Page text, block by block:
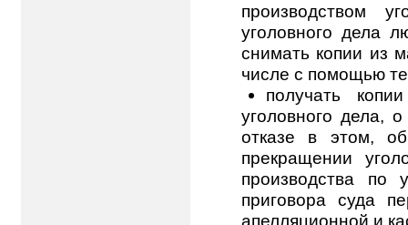
производством
уголовного дела
снимать копии из
числе с помощью
получать
уголовного дела,
отказе в этом,
прекращении
производства по
приговора суда
апелляционной и